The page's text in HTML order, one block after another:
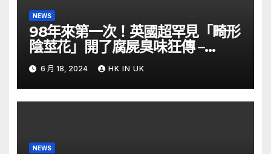
NEWS
98年來第一次！英國超罕見「畸形
陰莖花」開了腐屍臭味狂傳 –
ETtoday
6 月 18, 2024 HK IN UK
NEWS